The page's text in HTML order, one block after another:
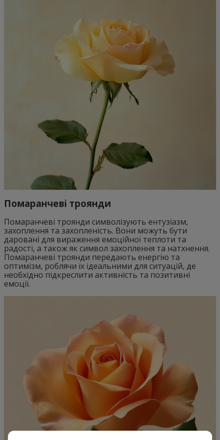
Помаранчеві троянди
Помаранчеві троянди символізують ентузіазм,
захоплення та захопленість. Вони можуть бути
даровані для вираження емоційної теплоти та
радості, а також як символ захоплення та натхнення.
Помаранчеві троянди передають енергію та
оптимізм, роблячи їх ідеальними для ситуацій, де
необхідно підкреслити активність та позитивні
емоції.